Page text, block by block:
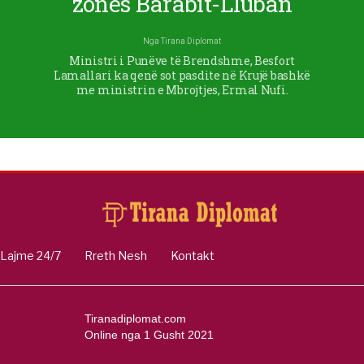
Nga Tirana Diplomat
Ministri i Punëve të Brendshme, Besfort
Lamallari ka qenë sot pasdite në Krujë bashkë
me ministrin e Mbrojtjes, Ermal Nufi.
Lajme 24/7 Rreth Nesh Kontakt
Tiranadiplomat.com
Online nga 1 Gusht 2021